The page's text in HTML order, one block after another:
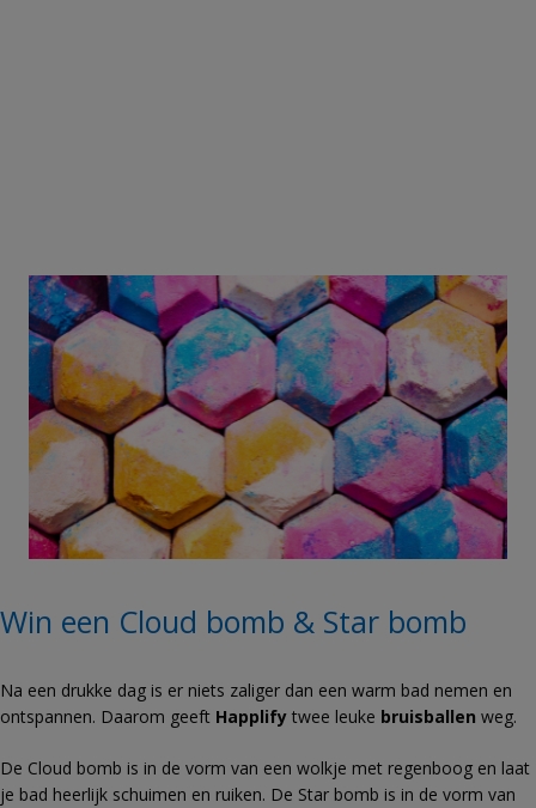
Win een Cloud bomb & Star bomb
Na een drukke dag is er niets zaliger dan een warm bad nemen en
ontspannen. Daarom geeft Happlify twee leuke bruisballen weg.
De Cloud bomb is in de vorm van een wolkje met regenboog en laat
je bad heerlijk schuimen en ruiken. De Star bomb is in de vorm van